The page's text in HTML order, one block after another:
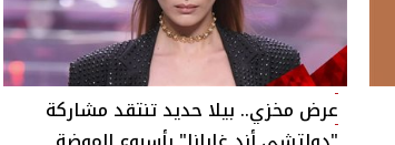
عرض مخزي.. بيلا حديد تنتقد مشاركة